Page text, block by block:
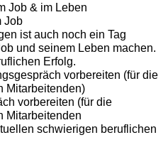
Job & im Leben
Job
ist auch noch ein Tag
und seinem Leben machen.
Erfolg.
vorbereiten (für die
Mitarbeitenden)
vorbereiten (für die
Mitarbeitenden
schwierigen beruflichen